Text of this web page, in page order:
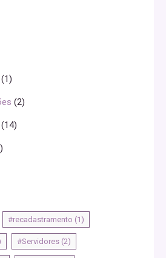
(1)
(2)
(14)
#recadastramento (1)
#Servidores (2)